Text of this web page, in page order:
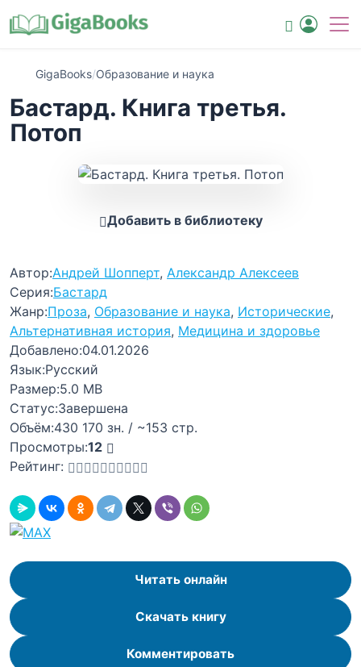
GigaBooks/Образование и наука
Бастард. Книга третья.
Потоп
Добавить в библиотеку
Автор:Андрей Шопперт, Александр Алексеев
Серия:Бастард
Жанр:Проза, Образование и наука, Исторические,
Альтернативная история, Медицина и здоровье
Добавлено:04.01.2026
Язык:Русский
Размер:5.0 MB
Статус:Завершена
Объём:430 170 зн. / ~153 стр.
Просмотры:12
Рейтинг:
Читать онлайн
Скачать книгу
Комментировать